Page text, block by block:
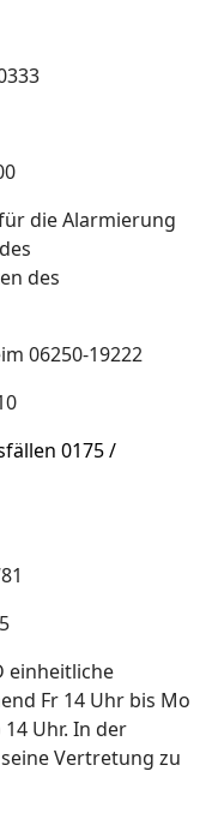
die Alarmierung
des
06250-19222
0175 /
einheitliche
Fr 14 Uhr bis Mo
Uhr. In der
Vertretung zu